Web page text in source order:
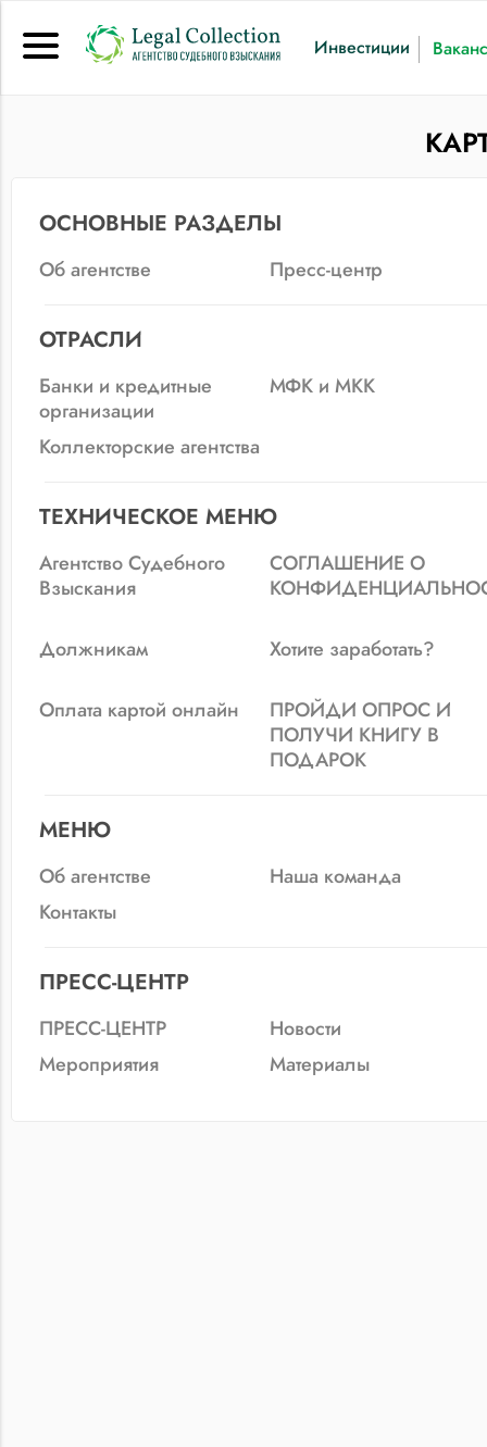
Инвестиции
ОСНОВНЫЕ РАЗДЕЛЫ
Об агентстве Пресс-центр
ОТРАСЛИ
Банки и кредитные
организации
МФК и МКК
Коллекторские агентства
ТЕХНИЧЕСКОЕ МЕНЮ
Агентство Судебного
Взыскания
СОГЛАШЕНИЕ О
Должникам Хотите заработать?
Оплата картой онлайн
ПРОЙДИ ОПРОС И
ПОЛУЧИ КНИГУ В
ПОДАРОК
МЕНЮ
Об агентстве
Наша команда
Контакты
ПРЕСС-ЦЕНТР
ПРЕСС-ЦЕНТР
Новости
Мероприятия
Материалы